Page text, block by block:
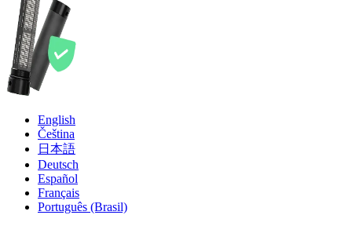
English
Čeština
日本語
Deutsch
Español
Français
Português (Brasil)